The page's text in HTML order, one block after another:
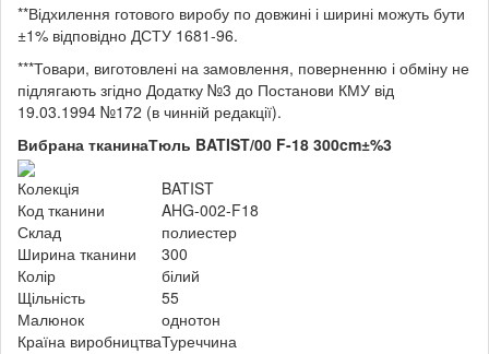
**Відхилення готового виробу по довжині і ширині можуть бути
±1% відповідно ДСТУ 1681-96.
***Товари, виготовлені на замовлення, поверненню і обміну не
підлягають згідно Додатку №3 до Постанови КМУ від
19.03.1994 №172 (в чинній редакції).
Вибрана тканинаТюль BATIST/00 F-18 300cm±%3
Колекція
BATIST
Код тканини
AHG-002-F18
Склад
полиестер
Ширина тканини
300
Колір
білий
Щільність
55
Малюнок
однотон
Країна виробництваТуреччина